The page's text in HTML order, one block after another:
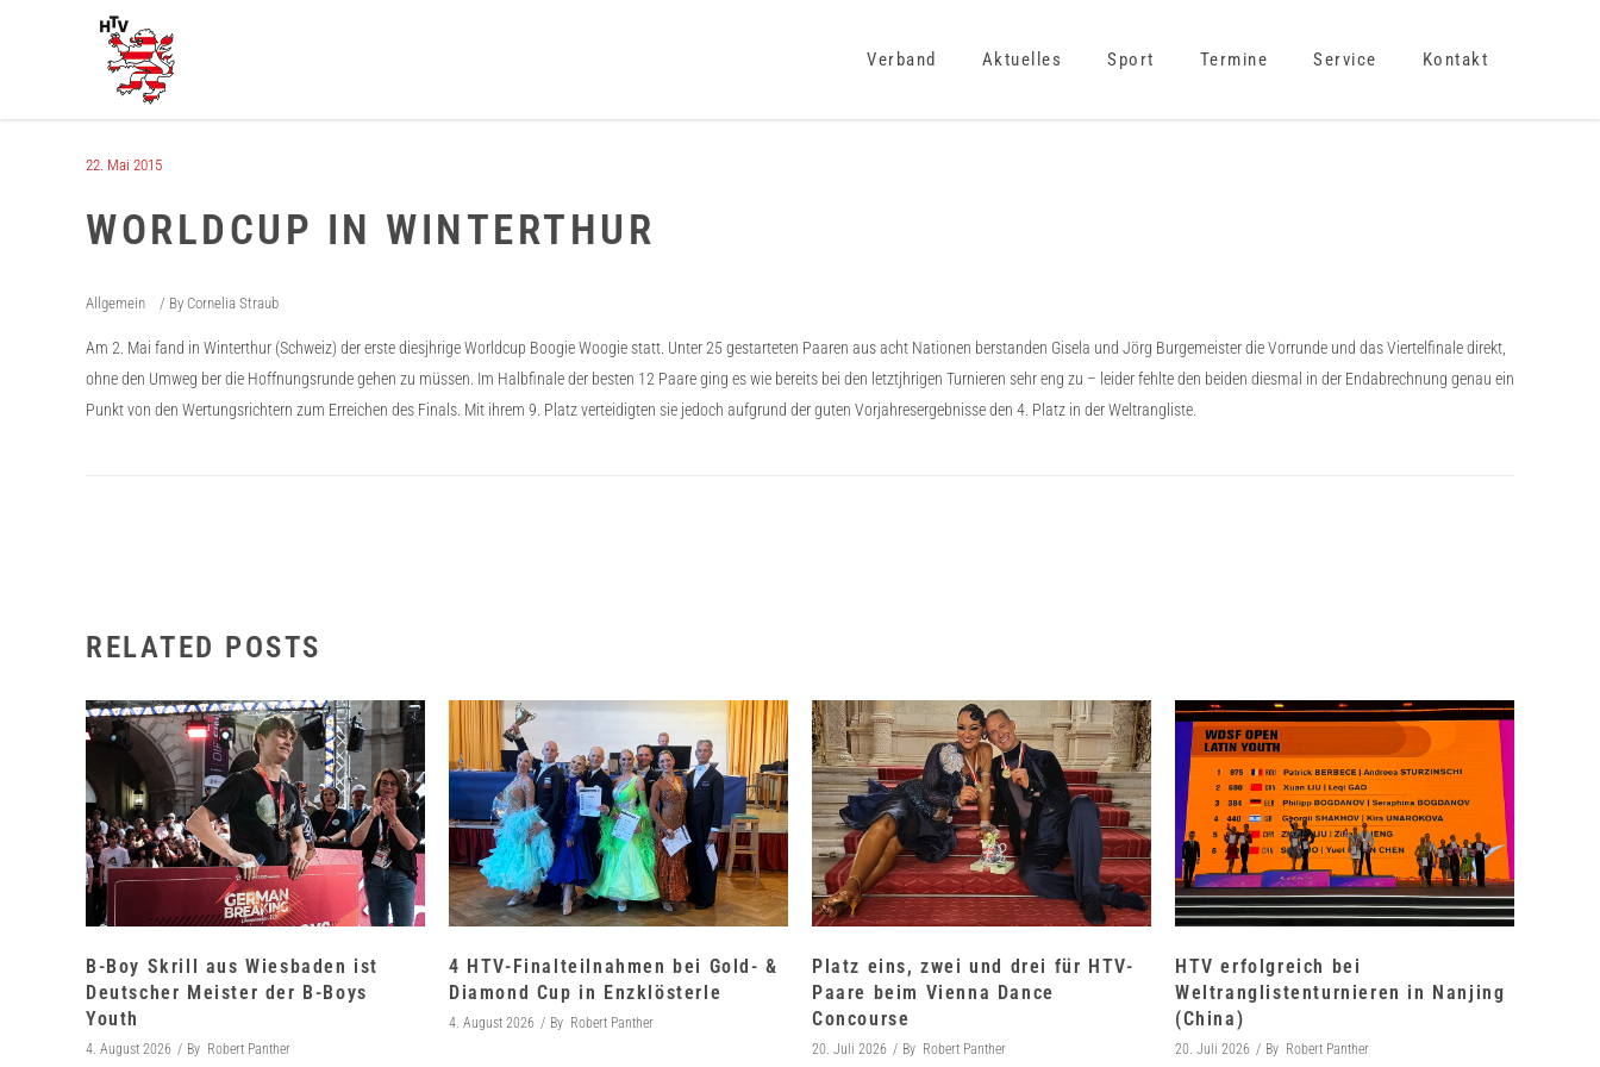
Verband Aktuelles Sport Termine Service Kontakt
22. Mai 2015
WORLDCUP IN WINTERTHUR
Allgemein By Cornelia Straub
Am 2. Mai fand in Winterthur (Schweiz) der erste diesjhrige Worldcup Boogie Woogie statt. Unter 25 gestarteten Paaren aus acht Nationen berstanden Gisela und Jörg Burgemeister die Vorrunde und das Viertelfinale direkt,
ohne den Umweg ber die Hoffnungsrunde gehen zu müssen. Im Halbfinale der besten 12 Paare ging es wie bereits bei den letztjhrigen Turnieren sehr eng zu – leider fehlte den beiden diesmal in der Endabrechnung genau ein
Punkt von den Wertungsrichtern zum Erreichen des Finals. Mit ihrem 9. Platz verteidigten sie jedoch aufgrund der guten Vorjahresergebnisse den 4. Platz in der Weltrangliste.
RELATED POSTS
B-Boy Skrill aus Wiesbaden ist
Deutscher Meister der B-Boys
Youth
4. August 2026 By Robert Panther
4 HTV-Finalteilnahmen bei Gold- &
Diamond Cup in Enzklösterle
4. August 2026 By Robert Panther
Platz eins, zwei und drei für HTV-
Paare beim Vienna Dance
Concourse
20. Juli 2026 By Robert Panther
HTV erfolgreich bei
Weltranglistenturnieren in Nanjing
(China)
20. Juli 2026 By Robert Panther